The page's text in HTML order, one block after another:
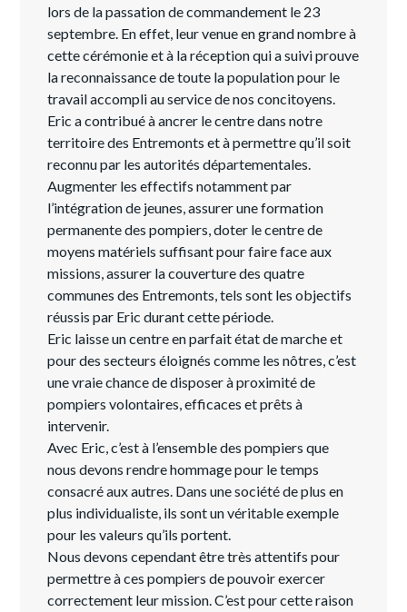
lors de la passation de commandement le 23
septembre. En effet, leur venue en grand nombre à
cette cérémonie et à la réception qui a suivi prouve
la reconnaissance de toute la population pour le
travail accompli au service de nos concitoyens.
Eric a contribué à ancrer le centre dans notre
territoire des Entremonts et à permettre qu’il soit
reconnu par les autorités départementales.
Augmenter les effectifs notamment par
l’intégration de jeunes, assurer une formation
permanente des pompiers, doter le centre de
moyens matériels suffisant pour faire face aux
missions, assurer la couverture des quatre
communes des Entremonts, tels sont les objectifs
réussis par Eric durant cette période.
Eric laisse un centre en parfait état de marche et
pour des secteurs éloignés comme les nôtres, c’est
une vraie chance de disposer à proximité de
pompiers volontaires, efficaces et prêts à
intervenir.
Avec Eric, c’est à l’ensemble des pompiers que
nous devons rendre hommage pour le temps
consacré aux autres. Dans une société de plus en
plus individualiste, ils sont un véritable exemple
pour les valeurs qu’ils portent.
Nous devons cependant être très attentifs pour
permettre à ces pompiers de pouvoir exercer
correctement leur mission. C’est pour cette raison